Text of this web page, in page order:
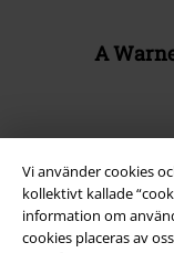
Vi använder cookies
kollektivt kallade
information om
cookies placeras av
A